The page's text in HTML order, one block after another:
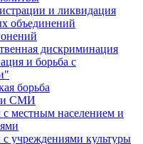
и ликвидация
объединений
дискриминация
и борьба с
борьба
и СМИ
местным населением и
учреждениями культуры